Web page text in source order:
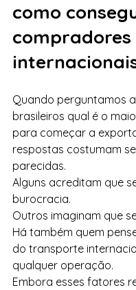
como
compradores
Quando perguntamos
brasileiros qual é o
para começar a
respostas costumam
parecidas.
Alguns acreditam que
burocracia.
Outros imaginam que
Há também quem
do transporte
qualquer operação.
Embora esses fatores